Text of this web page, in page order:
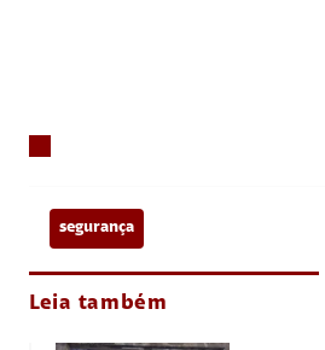
segurança
Leia também